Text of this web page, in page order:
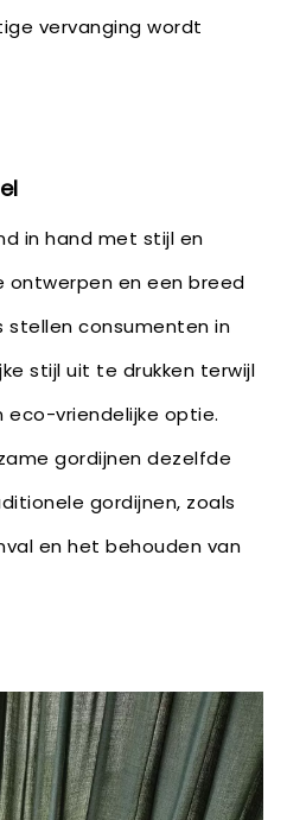
vervanging wordt
in hand met stijl en
ontwerpen en een breed
stellen consumenten in
stijl uit te drukken terwijl
eco-vriendelijke optie.
gordijnen dezelfde
gordijnen, zoals
en het behouden van